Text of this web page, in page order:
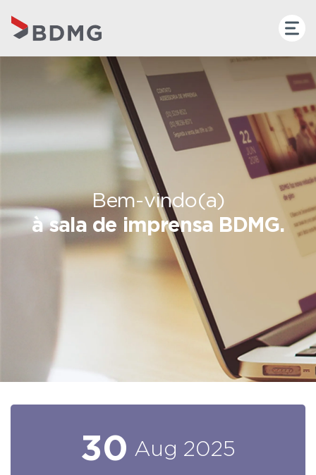
Bem-vindo(a)
à sala de imprensa BDMG.
30 Aug 2025